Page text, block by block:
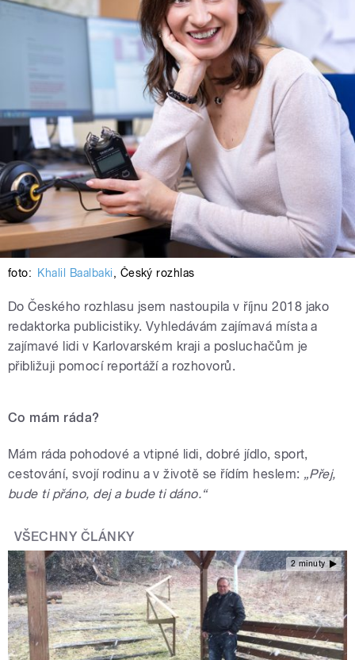
foto: Khalil Baalbaki, Český rozhlas
Do Českého rozhlasu jsem nastoupila v říjnu 2018 jako
redaktorka publicistiky. Vyhledávám zajímavá místa a
zajímavé lidi v Karlovarském kraji a posluchačům je
přibližuji pomocí reportáží a rozhovorů.
Co mám ráda?
Mám ráda pohodové a vtipné lidi, dobré jídlo, sport,
cestování, svojí rodinu a v životě se řídím heslem: „Přej,
bude ti přáno, dej a bude ti dáno.“
VŠECHNY ČLÁNKY
2 minuty